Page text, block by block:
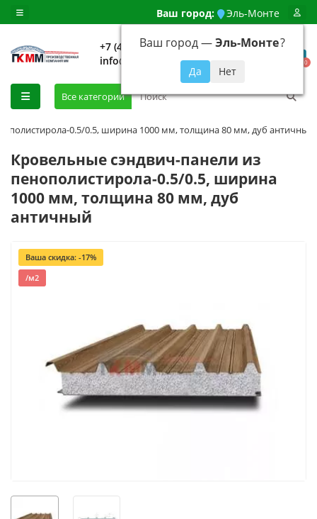
Ваш город: Эль-Монте
Ваш город —Эль-Монте?
+7 (499) 648-92-94
info@evroshtaketnikmoskva.ru
0
Все категории
0.5/0.5, ширина 1000 мм, толщина 80 мм, дуб античный
Кровельные сэндвич-панели из
пенополистирола-0.5/0.5, ширина
1000 мм, толщина 80 мм, дуб
античный
Ваша скидка: -17%
/м2